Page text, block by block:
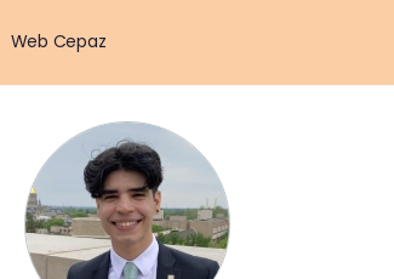
Web Cepaz